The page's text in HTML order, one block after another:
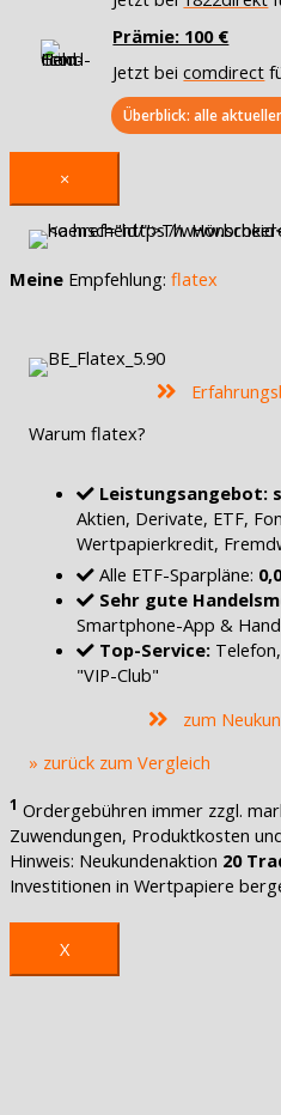
Prämie: 100 €
Jetzt beicomdirect
Überblick: alle
×
Meine Empfehlung: flatex
Warum flatex?
Leistungsangebot:
Aktien, Derivate, ETF,
Wertpapierkredit,
Alle ETF-Sparpläne:
Sehr gute
Smartphone-App &
Top-Service:
"VIP-Club"
zum
» zurück zum Vergleich
1 Ordergebühren immer zzgl.
Zuwendungen, Produktkosten
Hinweis: Neukundenaktion 20
Investitionen in Wertpapiere
X